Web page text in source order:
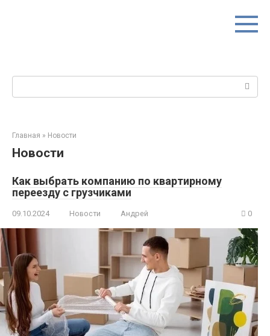
Главная » Новости
Новости
Как выбрать компанию по квартирному
переезду с грузчиками
09.10.2024 Новости Андрей 0